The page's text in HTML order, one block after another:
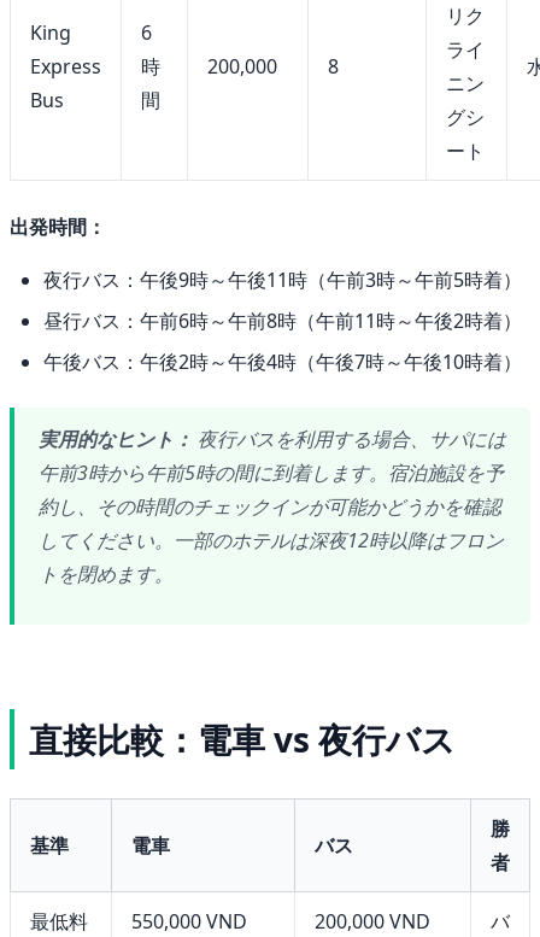
King
Express
Bus
6
時
間
200,000 8
リク
ライ
ニン
グシ
ート
出発時間：
夜行バス：午後9時～午後11時（午前3時～午前5時着）
昼行バス：午前6時～午前8時（午前11時～午後2時着）
午後バス：午後2時～午後4時（午後7時～午後10時着）
実用的なヒント： 夜行バスを利用する場合、サパには
午前3時から午前5時の間に到着します。宿泊施設を予
約し、その時間のチェックインが可能かどうかを確認
してください。一部のホテルは深夜12時以降はフロン
トを閉めます。
直接比較：電車 vs 夜行バス
基準 電車 バス
勝
者
最低料
550,000 VND
200,000 VND
バ